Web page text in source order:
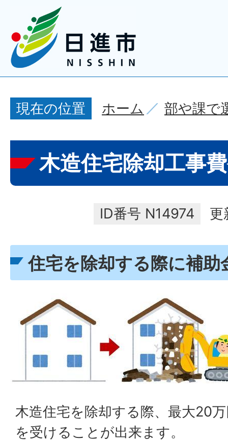
現在の位置 ホーム 部や課で
木造住宅除却工事
ID番号 N14974 更
住宅を除却する際に補助
木造住宅を除却する際、最大20
を受けることが出来ます。